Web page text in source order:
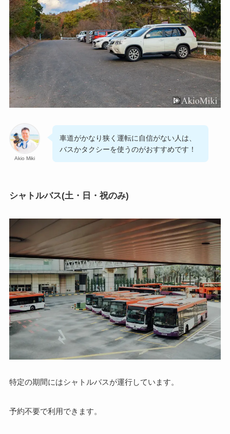
Akio Miki
車道がかなり狭く運転に自信がない人は、
バスかタクシーを使うのがおすすめです！
シャトルバス(土・日・祝のみ)
特定の期間にはシャトルバスが運行しています。
予約不要で利用できます。